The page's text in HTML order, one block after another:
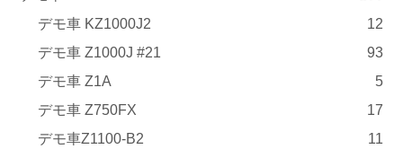
デモ車 KZ1000J2
12
デモ車 Z1000J #21
93
デモ車 Z1A
5
デモ車 Z750FX
17
デモ車Z1100-B2
11